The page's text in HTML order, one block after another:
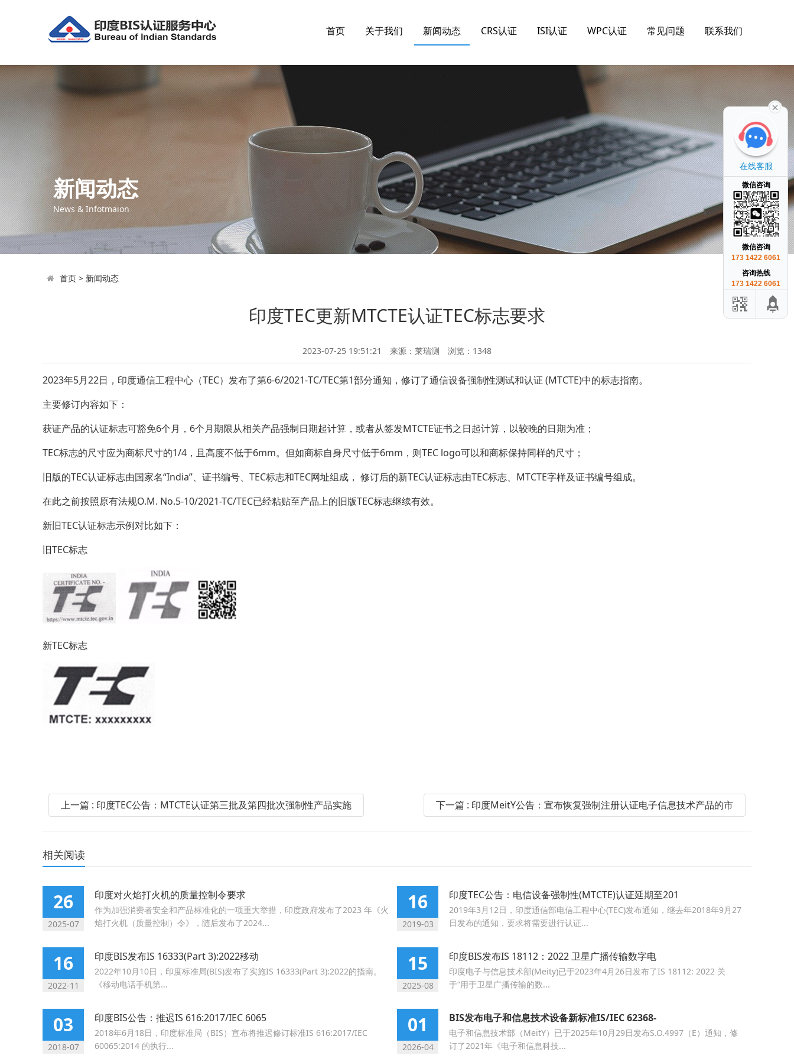
首页 关于我们 新闻动态 CRS认证 ISI认证 WPC认证 常见问题 联系我们
新闻动态
News & Infotmaion
首页> 新闻动态
印度TEC更新MTCTE认证TEC标志要求
2023-07-25 19:51:21 来源：莱瑞测 浏览： 1348
2023年5月22日，印度通信工程中心（TEC）发布了第6-6/2021-TC/TEC第1部分通知，修订了通信设备强制性测试和认证 (MTCTE)中的标志指南。
主要修订内容如下：
获证产品的认证标志可豁免6个月，6个月期限从相关产品强制日期起计算，或者从签发MTCTE证书之日起计算，以较晚的日期为准；
TEC标志的尺寸应为商标尺寸的1/4，且高度不低于6mm。但如商标自身尺寸低于6mm，则TEC logo可以和商标保持同样的尺寸；
旧版的TEC认证标志由国家名“India”、证书编号、TEC标志和TEC网址组成， 修订后的新TEC认证标志由TEC标志、MTCTE字样及证书编号组成。
在此之前按照原有法规O.M. No.5-10/2021-TC/TEC已经粘贴至产品上的旧版TEC标志继续有效。
新旧TEC认证标志示例对比如下：
旧TEC标志
新TEC标志
上一篇 : 印度TEC公告：MTCTE认证第三批及第四批次强制性产品实施 下一篇 : 印度MeitY公告：宣布恢复强制注册认证电子信息技术产品的市
相关阅读
26
2025-07
印度对火焰打火机的质量控制令要求
作为加强消费者安全和产品标准化的一项重大举措，印度政府发布了2023 年《火
焰打火机（质量控制）令》，随后发布了2024...
16
2019-03
印度TEC公告：电信设备强制性(MTCTE)认证延期至201
2019年3月12日，印度通信部电信工程中心(TEC)发布通知，继去年2018年9月27
日发布的通知，要求将需要进行认证...
16
2022-11
印度BIS发布IS 16333(Part 3):2022移动
2022年10月10日，印度标准局(BIS)发布了实施IS 16333(Part 3):2022的指南。
《移动电话手机第...
15
2025-08
印度BIS发布IS 18112：2022 卫星广播传输数字电
印度电子与信息技术部(Meity)已于2023年4月26日发布了IS 18112: 2022 关
于“用于卫星广播传输的数...
03
2018-07
印度BIS公告：推迟IS 616:2017/IEC 6065
2018年6月18日，印度标准局（BIS）宣布将推迟修订标准IS 616:2017/IEC
60065:2014 的执行...
01
2026-04
BIS发布电子和信息技术设备新标准IS/IEC 62368-
电子和信息技术部（MeitY）已于2025年10月29日发布S.O.4997（E）通知，修
订了2021年《电子和信息科技...
在线客服
微信咨询
微信咨询
173 1422 6061
咨询热线
173 1422 6061